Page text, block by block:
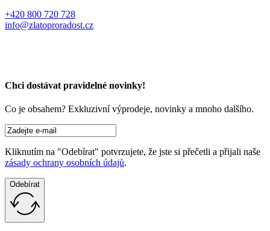
+420 800 720 728
info@zlatoproradost.cz
Chci dostávat pravidelné novinky!​
Co je obsahem? Exkluzivní výprodeje, novinky a mnoho dalšího.
Kliknutím na "Odebírat" potvrzujete, že jste si přečetli a přijali naše
zásady ochrany osobních údajů.
Odebírat